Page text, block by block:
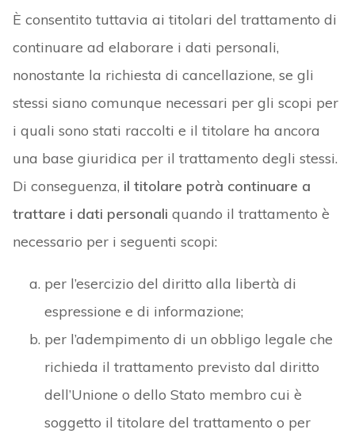
È consentito tuttavia ai titolari del trattamento di
continuare ad elaborare i dati personali,
nonostante la richiesta di cancellazione, se gli
stessi siano comunque necessari per gli scopi per
i quali sono stati raccolti e il titolare ha ancora
una base giuridica per il trattamento degli stessi.
Di conseguenza, il titolare potrà continuare a
trattare i dati personali quando il trattamento è
necessario per i seguenti scopi:
per l’esercizio del diritto alla libertà di
espressione e di informazione;
per l’adempimento di un obbligo legale che
richieda il trattamento previsto dal diritto
dell’Unione o dello Stato membro cui è
soggetto il titolare del trattamento o per